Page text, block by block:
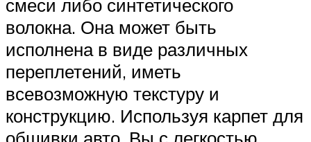
смеси либо синтетического
волокна. Она может быть
исполнена в виде различных
переплетений, иметь
всевозможную текстуру и
конструкцию. Используя карпет для